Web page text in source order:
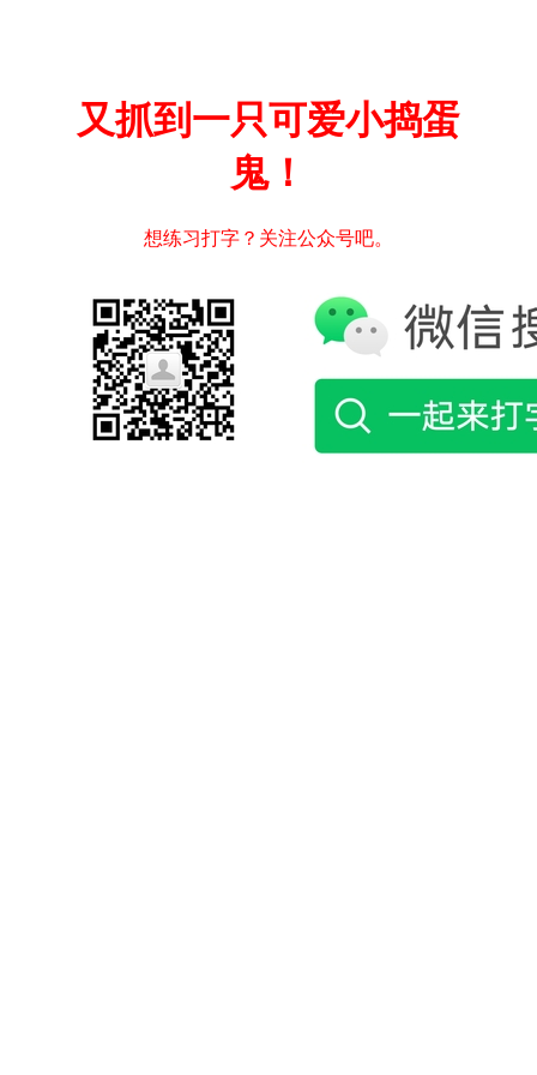
又抓到一只可爱小捣蛋
鬼！
想练习打字？关注公众号吧。